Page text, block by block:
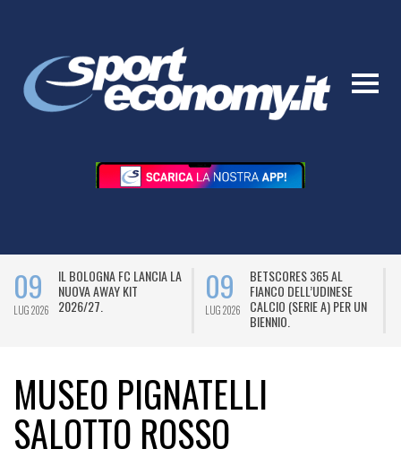
09
LUG 2026
IL BOLOGNA FC LANCIA LA
NUOVA AWAY KIT
2026/27.
09
LUG 2026
BETSCORES 365 AL
FIANCO DELL’UDINESE
CALCIO (SERIE A) PER UN
BIENNIO.
MUSEO PIGNATELLI
SALOTTO ROSSO